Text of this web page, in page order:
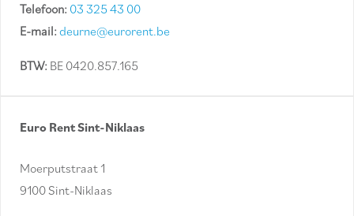
Telefoon: 03 325 43 00
E-mail: deurne@eurorent.be
BTW: BE 0420.857.165
Euro Rent Sint-Niklaas
Moerputstraat 1
9100 Sint-Niklaas